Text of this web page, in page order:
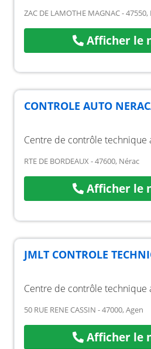
ZAC DE LAMOTHE MAGNAC - 47550,
Afficher le
CONTROLE AUTO
Centre de contrôle technique
RTE DE BORDEAUX - 47600, Nérac
Afficher le
JMLT CONTROLE
Centre de contrôle technique
50 RUE RENE CASSIN - 47000, Agen
Afficher le